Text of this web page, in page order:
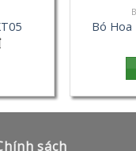
Bó Hoa
sách